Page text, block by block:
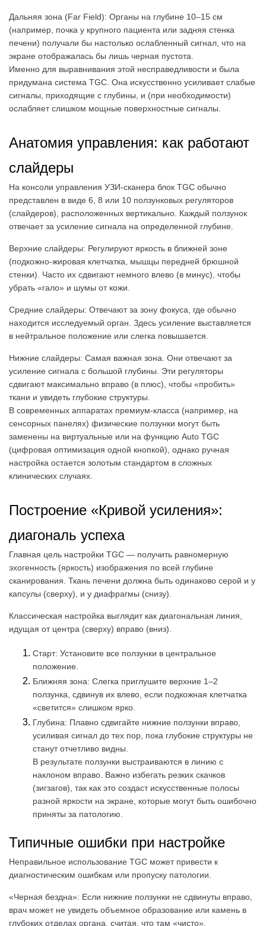
Дальняя зона (Far Field): Органы на глубине 10–15 см
(например, почка у крупного пациента или задняя стенка
печени) получали бы настолько ослабленный сигнал, что на
экране отображалась бы лишь черная пустота.
Именно для выравнивания этой несправедливости и была
придумана система TGC. Она искусственно усиливает слабые
сигналы, приходящие с глубины, и (при необходимости)
ослабляет слишком мощные поверхностные сигналы.
Анатомия управления: как работают
слайдеры
На консоли управления УЗИ-сканера блок TGC обычно
представлен в виде 6, 8 или 10 ползунковых регуляторов
(слайдеров), расположенных вертикально. Каждый ползунок
отвечает за усиление сигнала на определенной глубине.
Верхние слайдеры: Регулируют яркость в ближней зоне
(подкожно-жировая клетчатка, мышцы передней брюшной
стенки). Часто их сдвигают немного влево (в минус), чтобы
убрать «гало» и шумы от кожи.
Средние слайдеры: Отвечают за зону фокуса, где обычно
находится исследуемый орган. Здесь усиление выставляется
в нейтральное положение или слегка повышается.
Нижние слайдеры: Самая важная зона. Они отвечают за
усиление сигнала с большой глубины. Эти регуляторы
сдвигают максимально вправо (в плюс), чтобы «пробить»
ткани и увидеть глубокие структуры.
В современных аппаратах премиум-класса (например, на
сенсорных панелях) физические ползунки могут быть
заменены на виртуальные или на функцию Auto TGC
(цифровая оптимизация одной кнопкой), однако ручная
настройка остается золотым стандартом в сложных
клинических случаях.
Построение «Кривой усиления»:
диагональ успеха
Главная цель настройки TGC — получить равномерную
эхогенность (яркость) изображения по всей глубине
сканирования. Ткань печени должна быть одинаково серой и у
капсулы (сверху), и у диафрагмы (снизу).
Классическая настройка выглядит как диагональная линия,
идущая от центра (сверху) вправо (вниз).
Старт: Установите все ползунки в центральное
положение.
Ближняя зона: Слегка приглушите верхние 1–2
ползунка, сдвинув их влево, если подкожная клетчатка
«светится» слишком ярко.
Глубина: Плавно сдвигайте нижние ползунки вправо,
усиливая сигнал до тех пор, пока глубокие структуры не
станут отчетливо видны.
В результате ползунки выстраиваются в линию с
наклоном вправо. Важно избегать резких скачков
(зигзагов), так как это создаст искусственные полосы
разной яркости на экране, которые могут быть ошибочно
приняты за патологию.
Типичные ошибки при настройке
Неправильное использование TGC может привести к
диагностическим ошибкам или пропуску патологии.
«Черная бездна»: Если нижние ползунки не сдвинуты вправо,
врач может не увидеть объемное образование или камень в
глубоких отделах органа, считая, что там «чисто».